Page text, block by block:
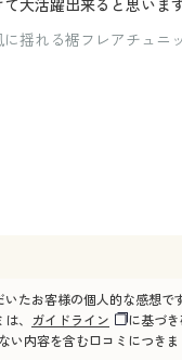
大活躍出来ると思い
揺れる裾フレアチュニ
たお客様の個人的な感想で
、 ガイドライン
に基づ
い内容を含む口コミにつき